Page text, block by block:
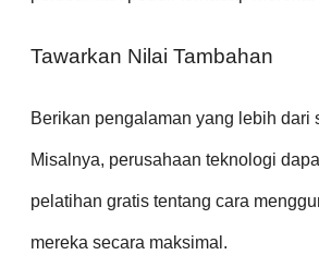
Tawarkan Nilai Tambahan
Berikan pengalaman yang lebih dari
Misalnya, perusahaan teknologi
pelatihan gratis tentang cara
mereka secara maksimal.